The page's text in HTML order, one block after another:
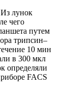
Из лунок
чего
путем
трипсин‒
10 мин
в 300 мкл
определяли
FACS